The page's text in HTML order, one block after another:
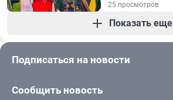
25 просмотров
Показать еще
Подписаться на новости
Сообщить новость